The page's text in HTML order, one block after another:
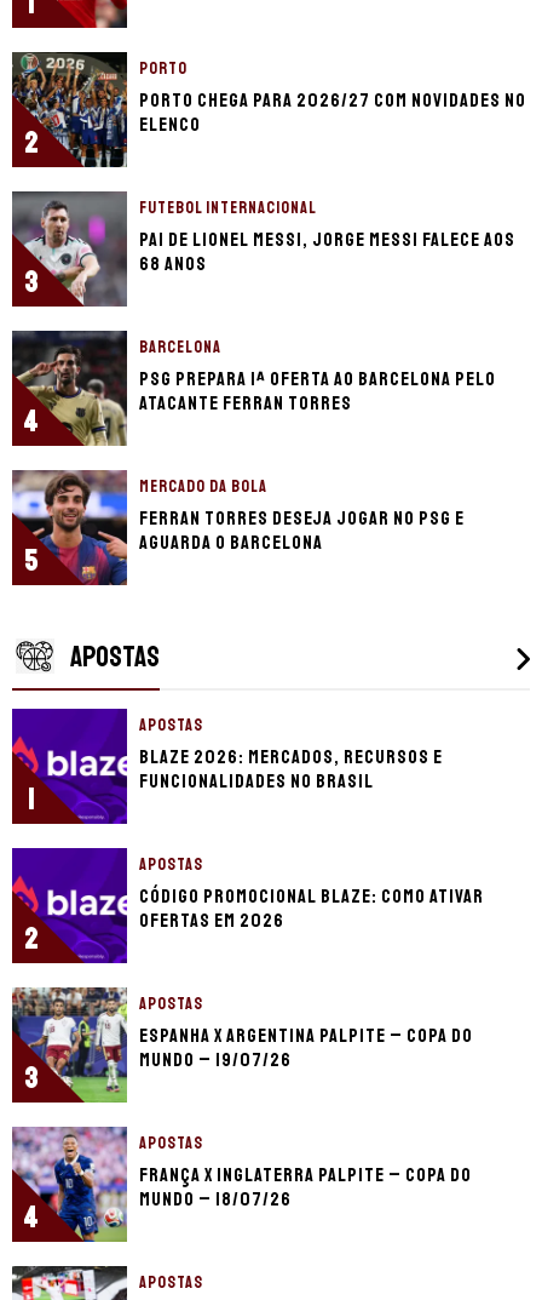
2
PORTO
Porto chega para 2026/27 com novidades no
elenco
3
FUTEBOL INTERNACIONAL
Pai de Lionel Messi, Jorge Messi falece aos
68 anos
4
BARCELONA
PSG prepara 1ª oferta ao Barcelona pelo
atacante Ferran Torres
5
MERCADO DA BOLA
Ferran Torres deseja jogar no PSG e
aguarda o Barcelona
APOSTAS
1
APOSTAS
Blaze 2026: mercados, recursos e
funcionalidades no Brasil
2
APOSTAS
Código promocional Blaze: como ativar
ofertas em 2026
3
APOSTAS
Espanha x Argentina palpite – Copa do
Mundo – 19/07/26
4
APOSTAS
França x Inglaterra palpite – Copa do
Mundo – 18/07/26
APOSTAS